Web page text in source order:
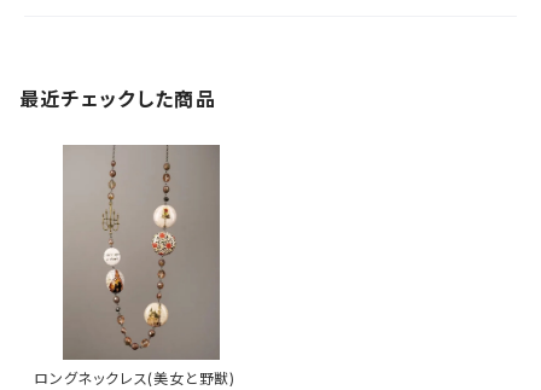
最近チェックした商品
ロングネックレス(美女と野獣)